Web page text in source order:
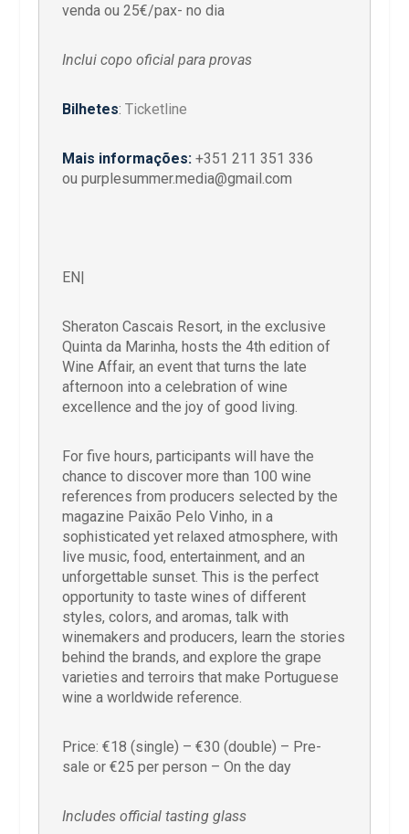
venda ou 25€/pax- no dia
Inclui copo oficial para provas
Bilhetes:Ticketline
Mais informações: +351 211 351 336
ou purplesummer.media@gmail.com
EN|
Sheraton Cascais Resort, in the exclusive
Quinta da Marinha, hosts the 4th edition of
Wine Affair, an event that turns the late
afternoon into a celebration of wine
excellence and the joy of good living.
For five hours, participants will have the
chance to discover more than 100 wine
references from producers selected by the
magazine Paixão Pelo Vinho, in a
sophisticated yet relaxed atmosphere, with
live music, food, entertainment, and an
unforgettable sunset. This is the perfect
opportunity to taste wines of different
styles, colors, and aromas, talk with
winemakers and producers, learn the stories
behind the brands, and explore the grape
varieties and terroirs that make Portuguese
wine a worldwide reference.
Price: €18 (single) – €30 (double) – Pre-
sale or €25 per person – On the day
Includes official tasting glass